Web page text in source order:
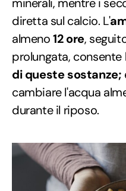
diretta sul calcio. L'
almeno12 ore,
prolungata, consente
di queste sostanze;
cambiare l'acqua
durante il riposo.